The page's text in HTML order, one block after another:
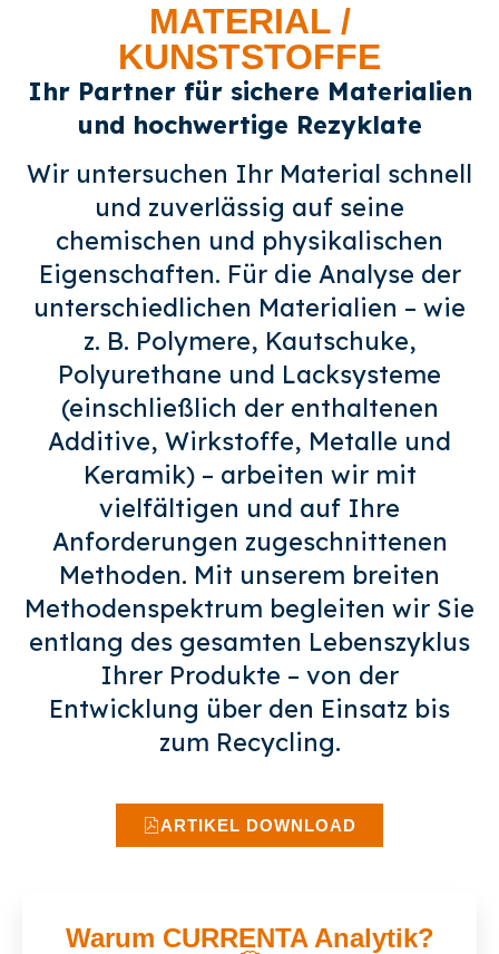
MATERIAL /
KUNSTSTOFFE
Ihr Partner für sichere Materialien
und hochwertige Rezyklate
Wir untersuchen Ihr Material schnell
und zuverlässig auf seine
chemischen und physikalischen
Eigenschaften. Für die Analyse der
unterschiedlichen Materialien – wie
z. B. Polymere, Kautschuke,
Polyurethane und Lacksysteme
(einschließlich der enthaltenen
Additive, Wirkstoffe, Metalle und
Keramik) – arbeiten wir mit
vielfältigen und auf Ihre
Anforderungen zugeschnittenen
Methoden. Mit unserem breiten
Methodenspektrum begleiten wir Sie
entlang des gesamten Lebenszyklus
Ihrer Produkte – von der
Entwicklung über den Einsatz bis
zum Recycling.
ARTIKEL DOWNLOAD
Warum CURRENTA Analytik?